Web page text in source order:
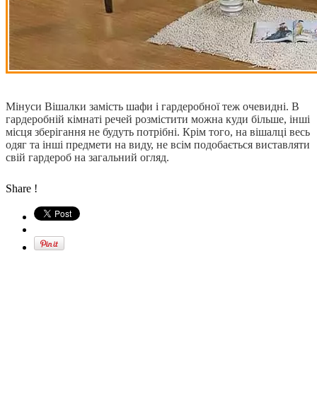
Мінуси Вішалки замість шафи і гардеробної теж очевидні. В
гардеробній кімнаті речей розмістити можна куди більше, інші
місця зберігання не будуть потрібні. Крім того, на вішалці весь
одяг та інші предмети на виду, не всім подобається виставляти
свій гардероб на загальний огляд.
Share !